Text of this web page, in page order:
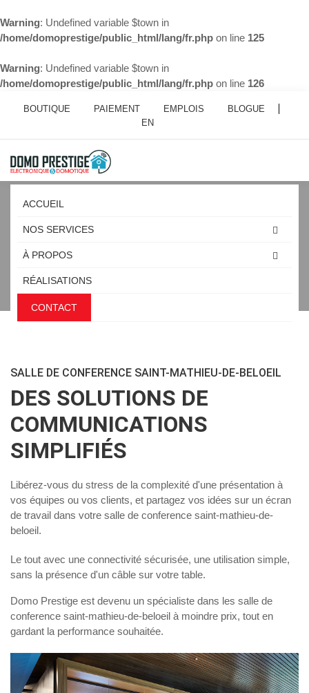
Warning: Undefined variable $town in
/home/domoprestige/public_html/lang/fr.php on line 125
Warning: Undefined variable $town in
/home/domoprestige/public_html/lang/fr.php on line 126
BOUTIQUE PAIEMENT EMPLOIS
BLOGUE
EN
ACCUEIL
NOS SERVICES
À PROPOS
RÉALISATIONS
CONTACT
SALLE DE CONFERENCE
SAINT-MATHIEU-DE-BELOEIL
SALLE DE CONFERENCE SAINT-MATHIEU-DE-BELOEIL
DES SOLUTIONS DE
COMMUNICATIONS
SIMPLIFIÉS
Libérez-vous du stress de la complexité d'une présentation à
vos équipes ou vos clients, et partagez vos idées sur un écran
de travail dans votre salle de conference saint-mathieu-de-
beloeil.
Le tout avec une connectivité sécurisée, une utilisation simple,
sans la présence d'un câble sur votre table.
Domo Prestige est devenu un spécialiste dans les salle de
conference saint-mathieu-de-beloeil à moindre prix, tout en
gardant la performance souhaitée.